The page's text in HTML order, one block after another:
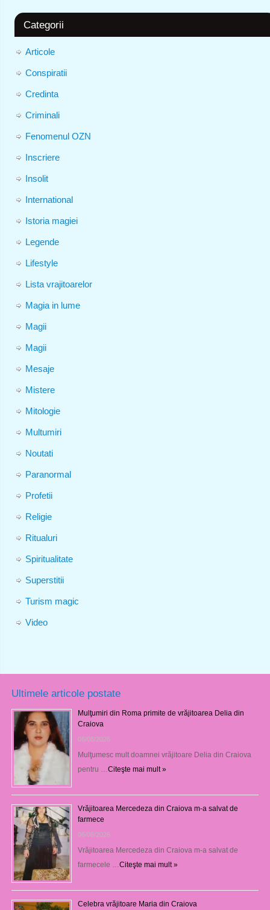
Categorii
Articole
Conspiratii
Credinta
Criminali
Fenomenul OZN
Inscriere
Insolit
International
Istoria magiei
Legende
Lifestyle
Lista vrajitoarelor
Magia in lume
Magii
Magii
Mesaje
Mistere
Mitologie
Multumiri
Noutati
Paranormal
Profetii
Religie
Ritualuri
Spiritualitate
Superstitii
Turism magic
Video
Ultimele articole postate
Mulţumiri din Roma primite de vrăjitoarea Delia din
Craiova
06/08/2026
Mulţumesc mult doamnei vrăjitoare Delia din Craiova
pentru …Citeşte mai mult »
Vrăjitoarea Mercedeza din Craiova m-a salvat de
farmece
06/08/2026
Vrăjitoarea Mercedeza din Craiova m-a salvat de
farmecele …Citeşte mai mult »
Celebra vrăjitoare Maria din Craiova